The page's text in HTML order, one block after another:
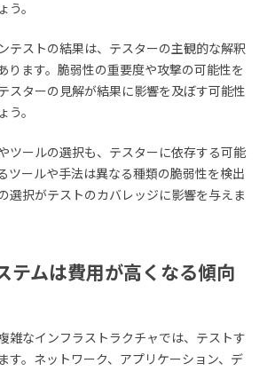
。
テストの結果は、テスターの主観的な解釈
ります。脆弱性の重要度や攻撃の可能性を
スターの見解が結果に影響を及ぼす可能性
。
ツールの選択も、テスターに依存する可能
ツールや手法は異なる種類の脆弱性を検出
選択がテストのカバレッジに影響を与えま
テムは費用が高くなる傾向
雑なインフラストラクチャでは、テストす
す。ネットワーク、アプリケーション、デ